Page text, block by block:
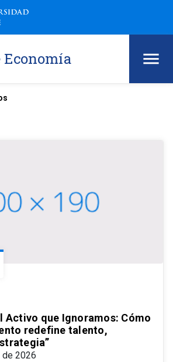
Activo que Ignoramos: Cómo
redefine talento,
2026